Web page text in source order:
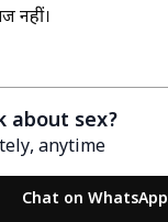
नहीं।
about sex?
anytime
Chat on WhatsApp